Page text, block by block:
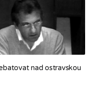
nad ostravskou